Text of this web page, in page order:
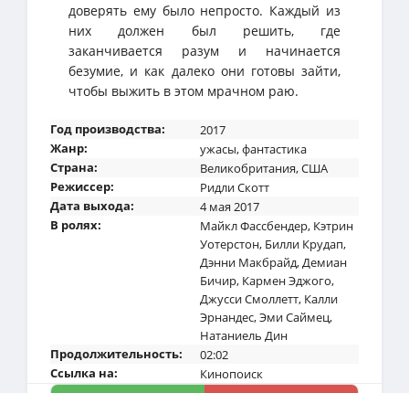
доверять ему было непросто. Каждый из
них должен был решить, где
заканчивается разум и начинается
безумие, и как далеко они готовы зайти,
чтобы выжить в этом мрачном раю.
Год производства:
2017
Жанр:
ужасы,фантастика
Страна:
Великобритания,США
Режиссер:
Ридли Скотт
Дата выхода:
4 мая 2017
В ролях:
Майкл Фассбендер, Кэтрин
Уотерстон, Билли Крудап,
Дэнни Макбрайд,Демиан
Бичир, Кармен Эджого,
Джусси Смоллетт, Калли
Эрнандес,Эми Саймец,
Натаниель Дин
Продолжительность:
02:02
Ссылка на:
Кинопоиск